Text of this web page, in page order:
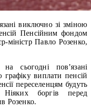
виключно зі зміною
Пенсійним фондом
міністр Павло Розенко,
сьогодні пов’язані
графіку виплати пенсій
переселенцям будуть
боргів перед
Розенко.